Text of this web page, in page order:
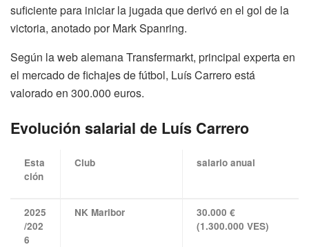
suficiente para iniciar la jugada que derivó en el gol de la
victoria, anotado por Mark Spanring.
Según la web alemana Transfermarkt, principal experta en
el mercado de fichajes de fútbol, Luís Carrero está
valorado en 300.000 euros.
Evolución salarial de Luís Carrero
Esta
ción
Club salario anual
2025
/202
6
NK Maribor
30.000 €
(1.300.000 VES)